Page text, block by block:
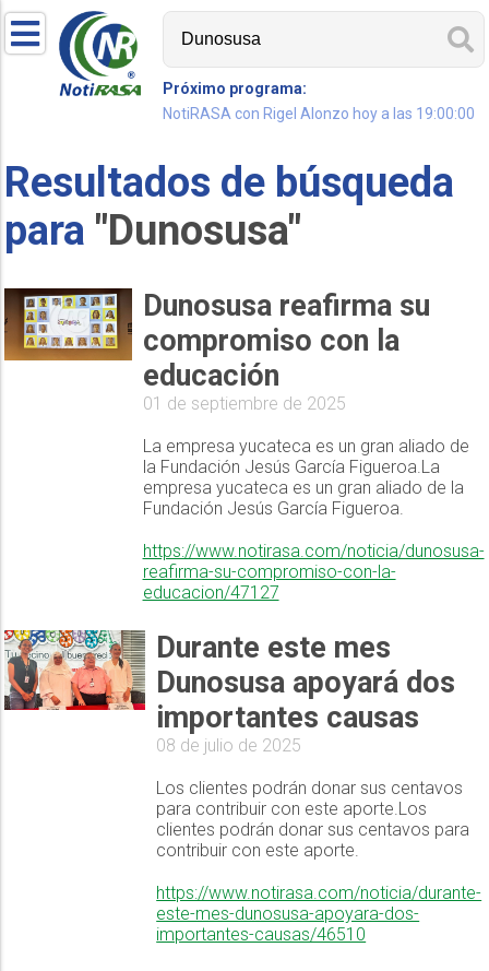
Próximo programa:
NotiRASA con Rigel Alonzo hoy a las 19:00:00
Resultados de búsqueda
para "Dunosusa"
Dunosusa reafirma su
compromiso con la
educación
01 de septiembre de 2025
La empresa yucateca es un gran aliado de
la Fundación Jesús García Figueroa.La
empresa yucateca es un gran aliado de la
Fundación Jesús García Figueroa.
https://www.notirasa.com/noticia/dunosusa-
reafirma-su-compromiso-con-la-
educacion/47127
Durante este mes
Dunosusa apoyará dos
importantes causas
08 de julio de 2025
Los clientes podrán donar sus centavos
para contribuir con este aporte.Los
clientes podrán donar sus centavos para
contribuir con este aporte.
https://www.notirasa.com/noticia/durante-
este-mes-dunosusa-apoyara-dos-
importantes-causas/46510